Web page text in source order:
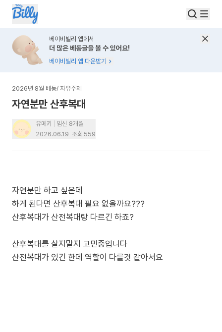
베이비빌리 앱에서
더 많은 베동글을 볼 수 있어요!
베이비빌리 앱 다운받기
2026년 8월 베동/ 자유주제
자연분만 산후복대
유메키
임신 8개월
2026.06.19 조회 559
자연분만 하고 싶은데
하게 된다면 산후복대 필요 없을까요???
산후복대가 산전복대랑 다르긴 하죠?
산후복대를 살지말지 고민중입니다